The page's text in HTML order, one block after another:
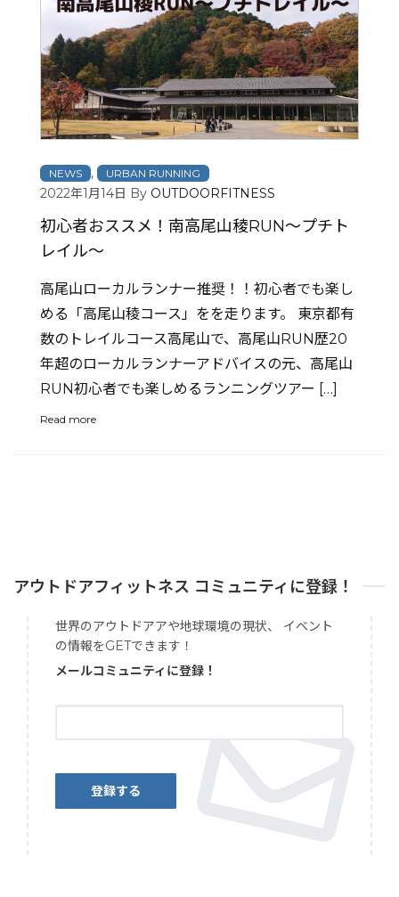
NEWS , URBAN RUNNING
2022年1月14日 By OUTDOORFITNESS
初心者おススメ！南高尾山稜RUN〜プチト
レイル〜
高尾山ローカルランナー推奨！！初心者でも楽し
める「高尾山稜コース」をを走ります。 東京都有
数のトレイルコース高尾山で、高尾山RUN歴20
年超のローカルランナーアドバイスの元、高尾山
RUN初心者でも楽しめるランニングツアー […]
Read more
アウトドアフィットネス コミュニティに登録！
世界のアウトドアアや地球環境の現状、 イベント
の情報をGETできます！
メールコミュニティに登録！